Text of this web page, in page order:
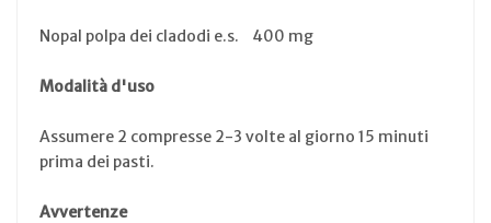
Nopal polpa dei cladodi e.s. 400 mg
Modalità d'uso
Assumere 2 compresse 2-3 volte al giorno 15 minuti
prima dei pasti.
Avvertenze